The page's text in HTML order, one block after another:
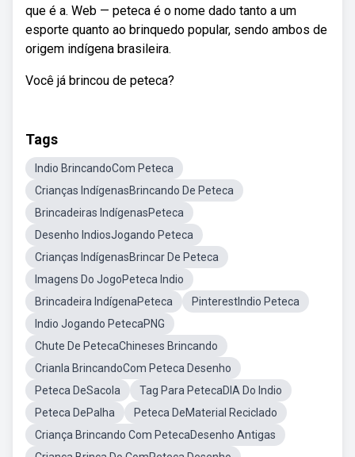
que é a. Web — peteca é o nome dado tanto a um
esporte quanto ao brinquedo popular, sendo ambos de
origem indígena brasileira.
Você já brincou de peteca?
Tags
Indio BrincandoCom Peteca
Crianças IndígenasBrincando De Peteca
Brincadeiras IndígenasPeteca
Desenho IndiosJogando Peteca
Crianças IndígenasBrincar De Peteca
Imagens Do JogoPeteca Indio
Brincadeira IndígenaPeteca
PinterestIndio Peteca
Indio Jogando PetecaPNG
Chute De PetecaChineses Brincando
Crianla BrincandoCom Peteca Desenho
Peteca DeSacola
Tag Para PetecaDIA Do Indio
Peteca DePalha
Peteca DeMaterial Reciclado
Criança Brincando Com PetecaDesenho Antigas